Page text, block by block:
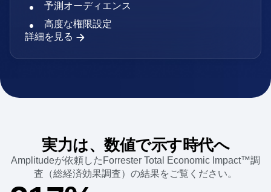
予測オーディエンス
高度な権限設定
詳細を見る
実力は、数値で示す時代へ
Amplitudeが依頼した Forrester Total Economic Impact™調
査（総経済効果調査） の結果をご覧ください。